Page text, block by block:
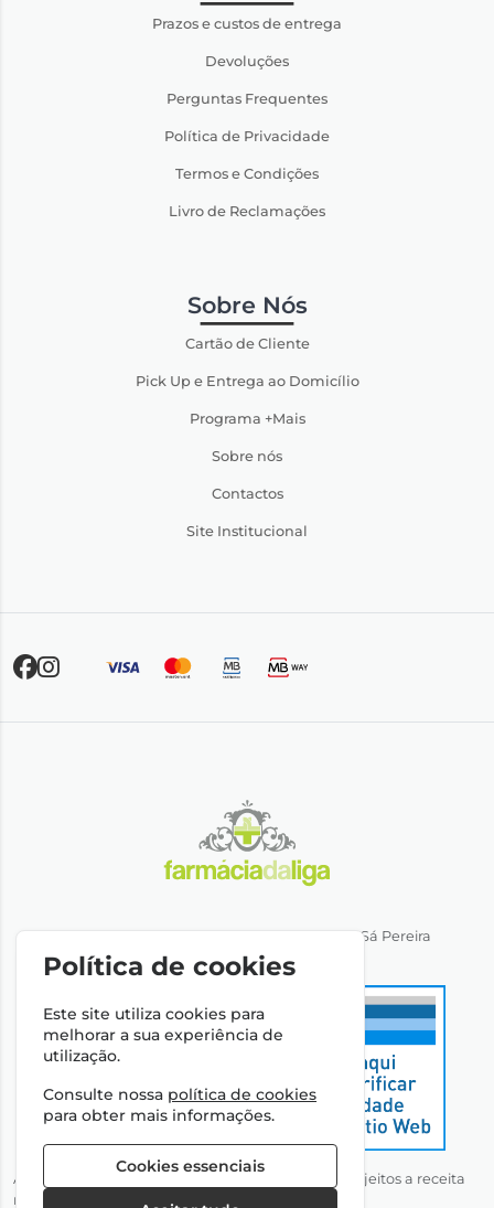
Prazos e custos de entrega
Devoluções
Perguntas Frequentes
Política de Privacidade
Termos e Condições
Livro de Reclamações
Sobre Nós
Cartão de Cliente
Pick Up e Entrega ao Domicílio
Programa +Mais
Sobre nós
Contactos
Site Institucional
Direção Técnica: Dra. Ana Rita Miranda de Sá Pereira
NIPC: 501064974
Autorizado a disponibilizar medicamentos não sujeitos a receita
médica através da Internet pelo Infarmed, I.P.
Política de cookies
Este site utiliza cookies para
melhorar a sua experiência de
utilização.
Consulte nossa política de cookies
para obter mais informações.
Cookies essenciais